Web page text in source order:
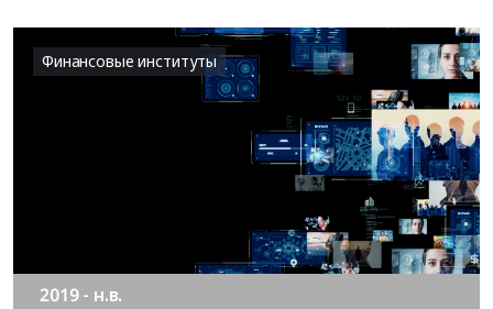
Финансовые институты
2019 - н.в.